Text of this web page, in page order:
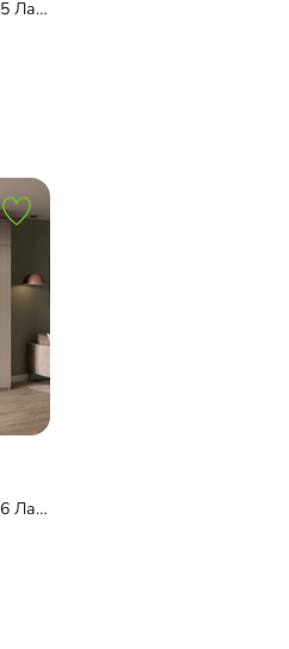
Распашной шкаф Шармель-5 Лайф с ящиками
Распашной шкаф Шармель-6 Лайф с антресолью